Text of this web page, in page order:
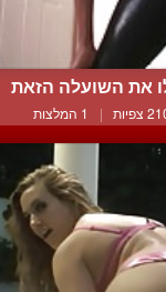
את השועלה הזאת
| 1 המלצות